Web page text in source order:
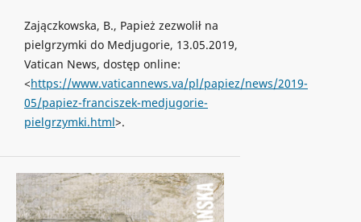
Zajączkowska, B., Papież zezwolił na
pielgrzymki do Medjugorie, 13.05.2019,
Vatican News, dostęp online:
<https://www.vaticannews.va/pl/papiez/news/2019-
05/papiez-franciszek-medjugorie-
pielgrzymki.html>.